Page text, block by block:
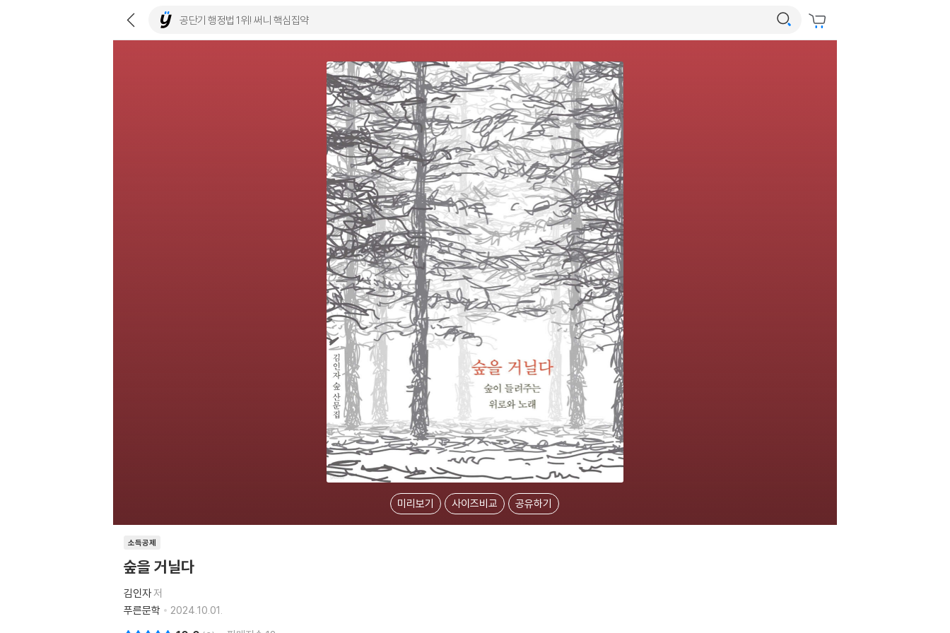
미리보기 사이즈비교 공유하기
소득공제
숲을 거닐다
김인자저
푸른문학
2024.10.01.